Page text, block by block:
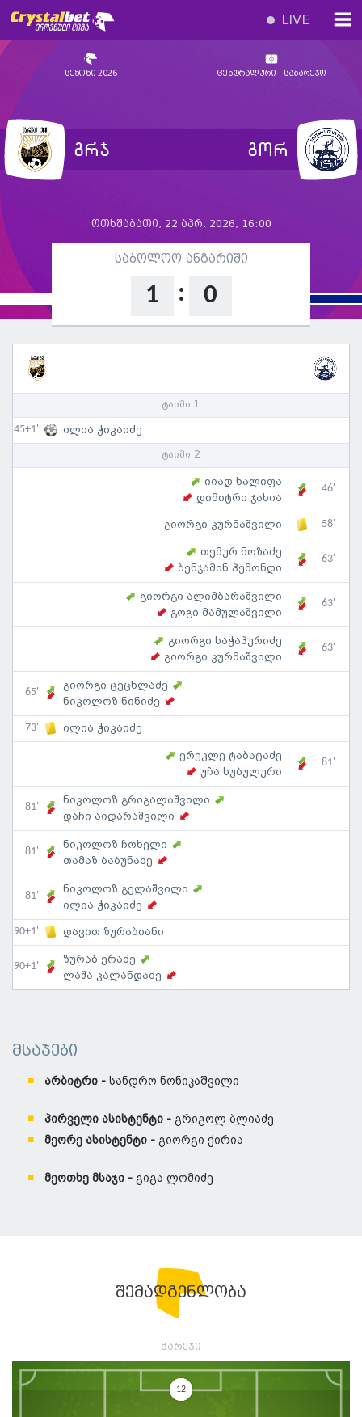
LIVE
სეზონი 2026 ცენტრალური - საგარეჯო
გრჯ გორ
ოთხშაბათი, 22 აპრ. 2026, 16:00
საბოლოო ანგარიში
1 : 0
ტაიმი 1
45+1' ილია ჭიკაიძე
ტაიმი 2
იიად ხალიფა
დიმიტრი ჯახია
46'
გიორგი კურმაშვილი 58'
თემურ ნოზაძე
ბენჯამინ ჰემონდი
63'
გიორგი ალიმბარაშვილი
გოგი მამულაშვილი
63'
გიორგი ხაჭაპურიძე
გიორგი კურმაშვილი
63'
65'
გიორგი ცეცხლაძე
ნიკოლოზ ნინიძე
73' ილია ჭიკაიძე
ერეკლე ტაბატაძე
უჩა ხუბულური
81'
81'
ნიკოლოზ გრიგალაშვილი
დაჩი აიდარაშვილი
81'
ნიკოლოზ ჩოხელი
თამაზ ბაბუნაძე
81'
ნიკოლოზ გელაშვილი
ილია ჭიკაიძე
90+1' დავით ზურაბიანი
90+1'
ზურაბ ერაძე
ლაშა კალანდაძე
მსაჯები
არბიტრი - სანდრო ნონიკაშვილი
პირველი ასისტენტი - გრიგოლ ბლიაძე
მეორე ასისტენტი - გიორგი ქირია
მეოთხე მსაჯი - გიგა ლომიძე
შემადგენლობა
გარეჯი
12